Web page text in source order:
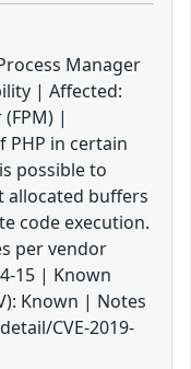
Manager
| Affected:
|
PHP in certain
possible to
allocated buffers
code execution.
per vendor
15 | Known
Known | Notes
CVE-2019-